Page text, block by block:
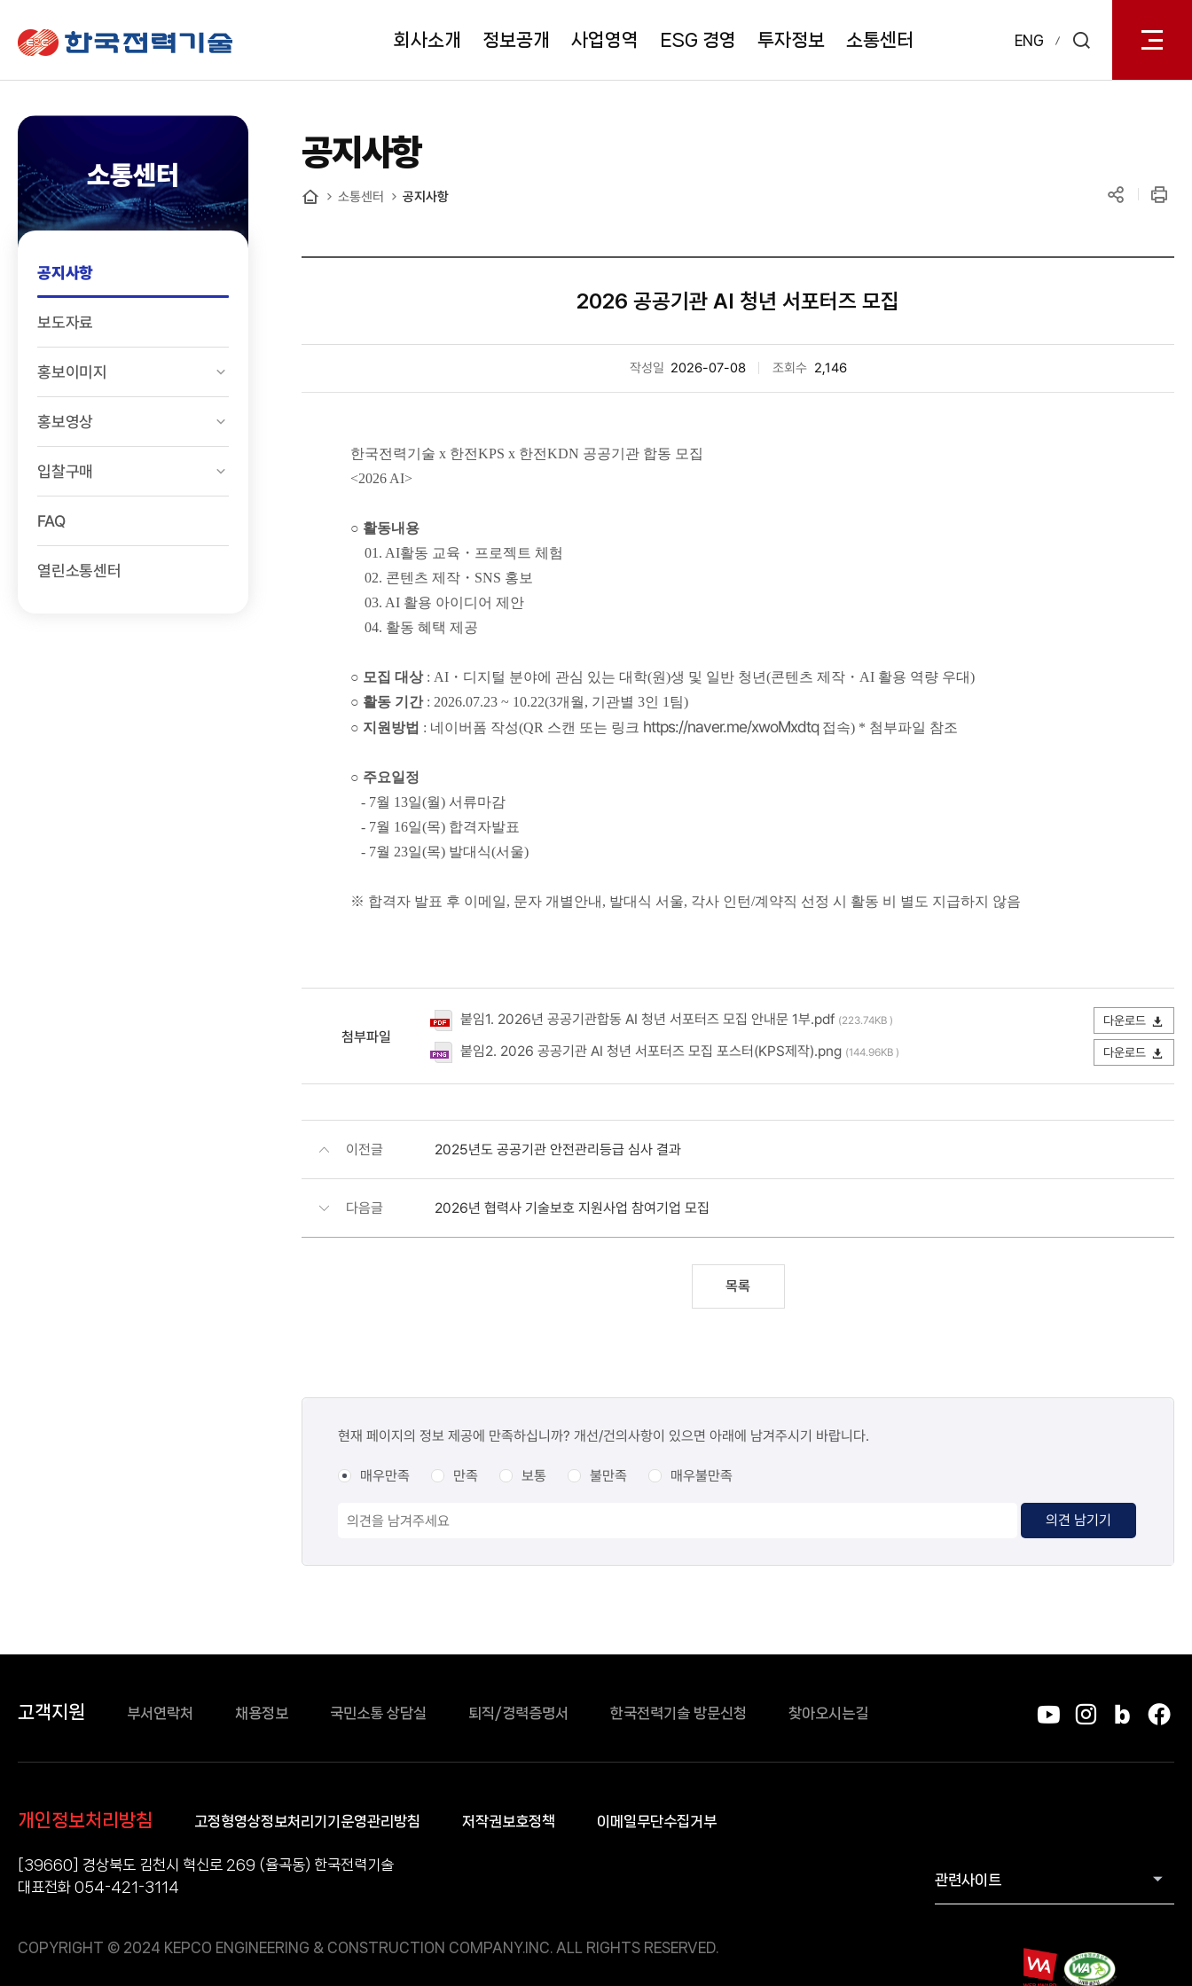
한국전력기술
회사소개 정보공개 사업영역 ESG 경영 투자정보 소통센터 ENG
열기
소통센터
공지사항
보도자료
홍보이미지
홍보영상
입찰구매
FAQ
열린소통센터
공지사항
소통센터 공지사항
2026 공공기관 AI 청년 서포터즈 모집
작성일 2026-07-08 조회수 2,146
한국전력기술 x 한전KPS x 한전KDN 공공기관 합동 모집
<2026 AI>
○ 활동내용
01. AI활동 교육・프로젝트 체험
02. 콘텐츠 제작・SNS 홍보
03. AI 활용 아이디어 제안
04. 활동 혜택 제공
○ 모집 대상: AI・디지털 분야에 관심 있는 대학(원)생 및 일반 청년(콘텐츠 제작・AI 활용 역량 우대)
○ 활동 기간: 2026.07.23 ~ 10.22(3개월, 기관별 3인 1팀)
○ 지원방법 : 네이버폼 작성(QR 스캔 또는 링크 https://naver.me/xwoMxdtq 접속) * 첨부파일 참조
○ 주요일정
- 7월 13일(월) 서류마감
- 7월 16일(목) 합격자발표
- 7월 23일(목) 발대식(서울)
※ 합격자 발표 후 이메일, 문자 개별안내, 발대식 서울, 각사 인턴/계약직 선정 시 활동 비 별도 지급하지 않음
첨부파일
붙임1. 2026년 공공기관합동 AI 청년 서포터즈 모집 안내문 1부.pdf (223.74KB ) 다운로드
붙임2. 2026 공공기관 AI 청년 서포터즈 모집 포스터(KPS제작).png (144.96KB ) 다운로드
이전글 2025년도 공공기관 안전관리등급 심사 결과
다음글 2026년 협력사 기술보호 지원사업 참여기업 모집
목록
만족도현재 페이지의 정보 제공에 만족하십니까? 개선/건의사항이 있으면 아래에 남겨주시기 바랍니다.
매우만족 만족 보통 불만족 매우불만족
의견 남기기
고객지원 부서연락처 채용정보 국민소통 상담실 퇴직/경력증명서 한국전력기술 방문신청 찾아오시는길
유튜브인스타그
블로그
페
개인정보처리방침 고정형영상정보처리기기운영관리방침 저작권보호정책 이메일무단수집거부
관련사이트
[39660] 경상북도 김천시 혁신로 269 (율곡동) 한국전력기술
대표전화 054-421-3114
COPYRIGHT © 2024 KEPCO ENGINEERING & CONSTRUCTION COMPANY.INC. ALL RIGHTS RESERVED.